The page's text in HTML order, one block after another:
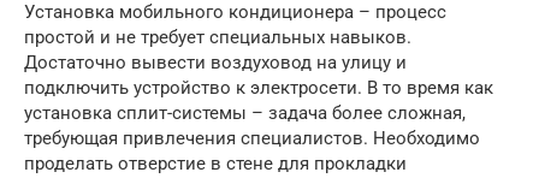
Установка мобильного кондиционера – процесс
простой и не требует специальных навыков.
Достаточно вывести воздуховод на улицу и
подключить устройство к электросети. В то время как
установка сплит-системы – задача более сложная,
требующая привлечения специалистов. Необходимо
проделать отверстие в стене для прокладки